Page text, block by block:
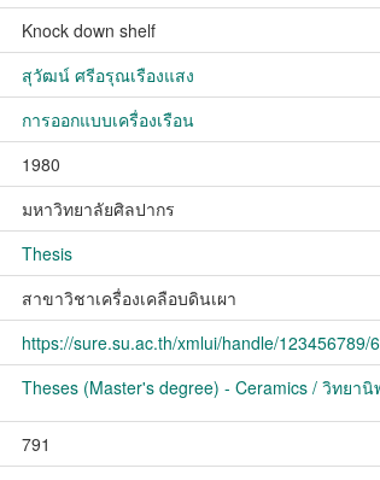
Knock down shelf
สุวัฒน์ ศรีอรุณเรืองแสง
การออกแบบเครื่องเรือน
1980
มหาวิทยาลัยศิลปากร
Thesis
สาขาวิชาเครื่องเคลือบดินเผา
https://sure.su.ac.th/xmlui/handle/123456789/
Theses (Master's degree) - Ceramics / วิทยา
791